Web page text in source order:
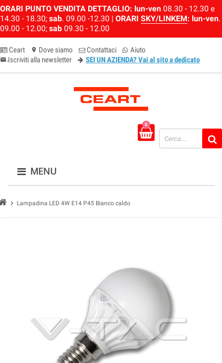
ORARI PUNTO VENDITA DETTAGLIO: lun-ven 08.30 - 12.30 e
14.30 - 18.30; sab. 09.00 -12.30 | ORARI SKY/LINKEM: lun-ven.
09.00 - 12.00; sab 09.30 - 12.00
Ceart location_on Dove siamo Contattaci Aiuto
email-newsletter
Iscriviti alla newsletter SEI UN AZIENDA? Vai al sito a dedicato
0
MENU
chevron_right Lampadina LED 4W E14 P45 Bianco caldo